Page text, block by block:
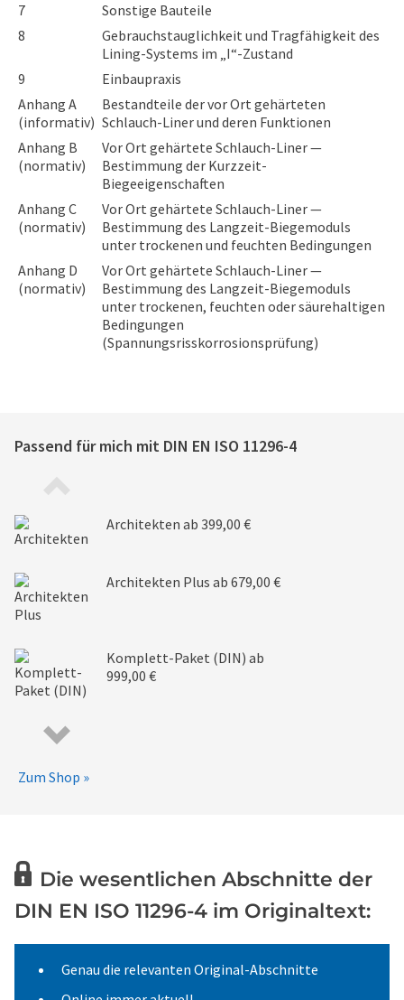
7
Sonstige Bauteile
8
Gebrauchstauglichkeit und Tragfähigkeit des
Lining-Systems im „I“-Zustand
9
Einbaupraxis
Anhang A
(informativ)
Bestandteile der vor Ort gehärteten
Schlauch-Liner und deren Funktionen
Anhang B
(normativ)
Vor Ort gehärtete Schlauch-Liner —
Bestimmung der Kurzzeit-
Biegeeigenschaften
Anhang C
(normativ)
Vor Ort gehärtete Schlauch-Liner —
Bestimmung des Langzeit-Biegemoduls
unter trockenen und feuchten Bedingungen
Anhang D
(normativ)
Vor Ort gehärtete Schlauch-Liner —
Bestimmung des Langzeit-Biegemoduls
unter trockenen, feuchten oder säurehaltigen
Bedingungen
(Spannungsrisskorrosionsprüfung)
Passend für mich mit DIN EN ISO 11296-4
Architekten ab 399,00 €
Architekten Plus ab 679,00 €
Komplett-Paket (DIN) ab
999,00 €
Zum Shop »
Die wesentlichen Abschnitte der
DIN EN ISO 11296-4 im Originaltext:
Genau die relevanten Original-Abschnitte